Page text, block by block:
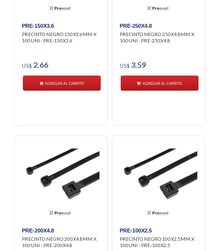
PRE-150X3.6
PRECINTO NEGRO 150X3.6MM X
100UNI - PRE-150X3.6
US$ 2.66
AGREGAR AL CARRITO
PRE-250X4.8
PRECINTO NEGRO 250X4.8MM X
100UNI - PRE-250X4.8
US$3.59
AGREGAR AL CARRITO
PRE-200X4.8
PRECINTO NEGRO 200X4.8MM X
100UNI - PRE-200X4.8
PRE-100X2.5
PRECINTO NEGRO 100X2.5MM X
100UNI - PRE-100X2.5